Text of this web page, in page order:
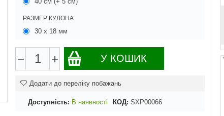
РАЗМЕР КУЛОНА:
30 х 18 мм
− + У КОШИК
Додати до переліку побажань
Доступність: В наявності КОД: SXP00066